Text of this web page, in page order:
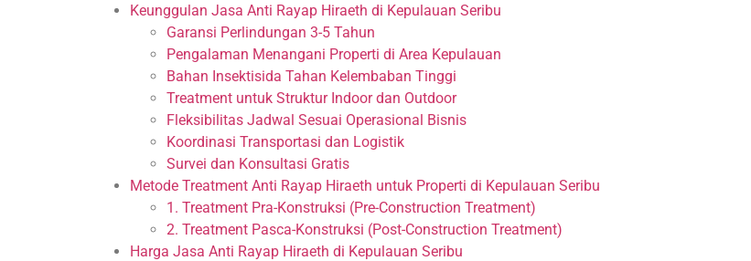
Keunggulan Jasa Anti Rayap Hiraeth di Kepulauan Seribu
Garansi Perlindungan 3-5 Tahun
Pengalaman Menangani Properti di Area Kepulauan
Bahan Insektisida Tahan Kelembaban Tinggi
Treatment untuk Struktur Indoor dan Outdoor
Fleksibilitas Jadwal Sesuai Operasional Bisnis
Koordinasi Transportasi dan Logistik
Survei dan Konsultasi Gratis
Metode Treatment Anti Rayap Hiraeth untuk Properti di Kepulauan Seribu
1. Treatment Pra-Konstruksi (Pre-Construction Treatment)
2. Treatment Pasca-Konstruksi (Post-Construction Treatment)
Harga Jasa Anti Rayap Hiraeth di Kepulauan Seribu